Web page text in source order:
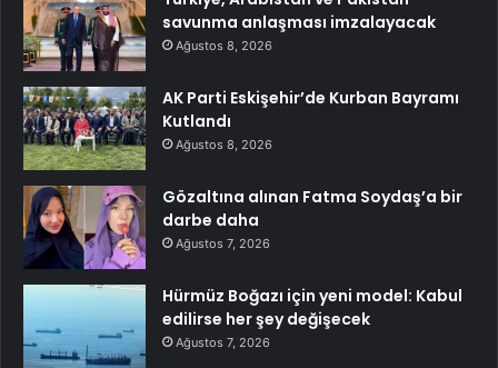
savunma anlaşması imzalayacak
Ağustos 8, 2026
AK Parti Eskişehir’de Kurban Bayramı
Kutlandı
Ağustos 8, 2026
Gözaltına alınan Fatma Soydaş’a bir
darbe daha
Ağustos 7, 2026
Hürmüz Boğazı için yeni model: Kabul
edilirse her şey değişecek
Ağustos 7, 2026